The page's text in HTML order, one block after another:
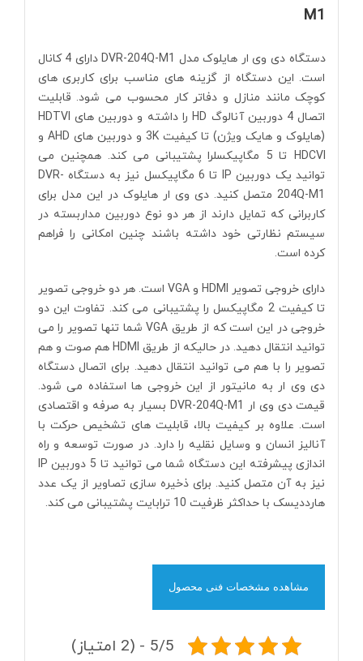
M1
دستگاه دی وی ار هایلوک مدل DVR-204Q-M1 دارای 4 کانال
است. این دستگاه از گزینه های مناسب برای کاربری های
کوچک مانند منازل و دفاتر کار محسوب می شود. قابلیت
اتصال 4 دوربین آنالوگ HD را داشته و دوربین های HDTVI
(هایلوک و هایک ویژن) تا کیفیت 3K و دوربین های AHD و
HDCVI تا 5 مگاپیکسلرا پشتیبانی می کند. همچنین می
توانید یک دوربین IP تا 6 مگاپیکسل نیز به دستگاه DVR-
204Q-M1 متصل کنید. دی وی ار هایلوک در این مدل برای
کاربرانی که تمایل دارند از هر دو نوع دوربین مداربسته در
سیستم نظارتی خود داشته باشند چنین امکانی را فراهم
کرده است.
دارای خروجی تصویر HDMI و VGA است. هر دو خروجی تصویر
تا کیفیت 2 مگاپیکسل را پشتیبانی می کند. تفاوت این دو
خروجی در این است که از طریق VGA شما تنها تصویر را می
توانید انتقال دهید. در حالیکه از طریق HDMI هم صوت و هم
تصویر را با هم می توانید انتقال دهید. برای اتصال دستگاه
دی وی ار به مانیتور از این خروجی ها استفاده می شود.
قیمت دی وی ار DVR-204Q-M1 بسیار به صرفه و اقتصادی
است. علاوه بر کیفیت بالا، قابلیت های تشخیص حرکت با
آنالیز انسان و وسایل نقلیه را دارد. در صورت توسعه و راه
اندازی پیشرفته این دستگاه شما می توانید تا 5 دوربین IP
نیز به آن متصل کنید. برای ذخیره سازی تصاویر از یک عدد
هارددیسک با حداکثر ظرفیت 10 ترابایت پشتیبانی می کند.
مشاهده مشخصات فنی محصول
5/5 - (2 امتیاز)